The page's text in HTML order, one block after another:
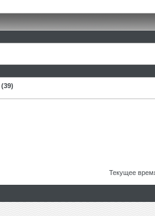
(39)
Текущее